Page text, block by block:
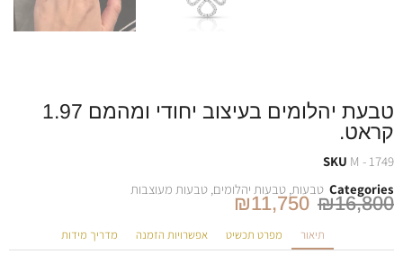
טבעת יהלומים בעיצוב יחודי ומהמם 1.97
קראט.
SKU M - 1749
Categories טבעות טבעות יהלומים טבעות מעוצבות
₪16,800
₪11,750
תיאור מפרט תכשיט אפשרויות הזמנה מדריך מידות